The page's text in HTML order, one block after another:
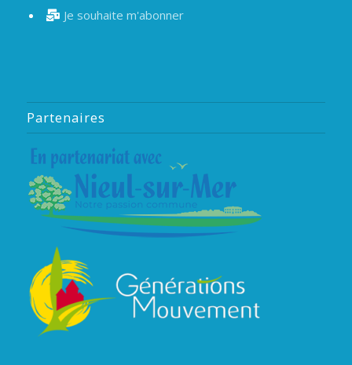
Je souhaite m'abonner
Partenaires